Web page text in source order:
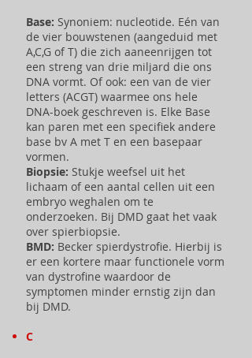
Base: Synoniem: nucleotide. Eén van
de vier bouwstenen (aangeduid met
A,C,G of T) die zich aaneenrijgen tot
een streng van drie miljard die ons
DNA vormt. Of ook: een van de vier
letters (ACGT) waarmee ons hele
DNA-boek geschreven is. Elke Base
kan paren met een specifiek andere
base bv A met T en een basepaar
vormen.
Biopsie: Stukje weefsel uit het
lichaam of een aantal cellen uit een
embryo weghalen om te
onderzoeken. Bij DMD gaat het vaak
over spierbiopsie.
BMD: Becker spierdystrofie. Hierbij is
er een kortere maar functionele vorm
van dystrofine waardoor de
symptomen minder ernstig zijn dan
bij DMD.
C